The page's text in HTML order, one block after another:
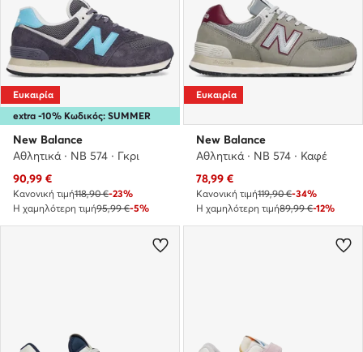
extra -10% Κωδικός: SUMMER
Ευκαιρία
New Balance
Αθλητικά · NB 574 · Γκρι
Τρέχουσα τιμή
90,99 €
Κανονική τιμή118,90 €-23%
Η χαμηλότερη τιμή95,99 €-5%
Ευκαιρία
New Balance
Αθλητικά · NB 574 · Καφέ
Τρέχουσα τιμή
78,99 €
Κανονική τιμή119,90 €-34%
Η χαμηλότερη τιμή89,99 €-12%